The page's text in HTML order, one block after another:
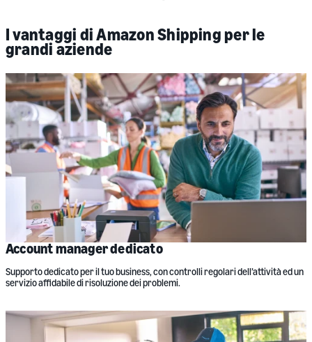
I vantaggi di Amazon Shipping per le
grandi aziende
Account manager dedicato
Supporto dedicato per il tuo business, con controlli regolari dell’attività ed un
servizio affidabile di risoluzione dei problemi.